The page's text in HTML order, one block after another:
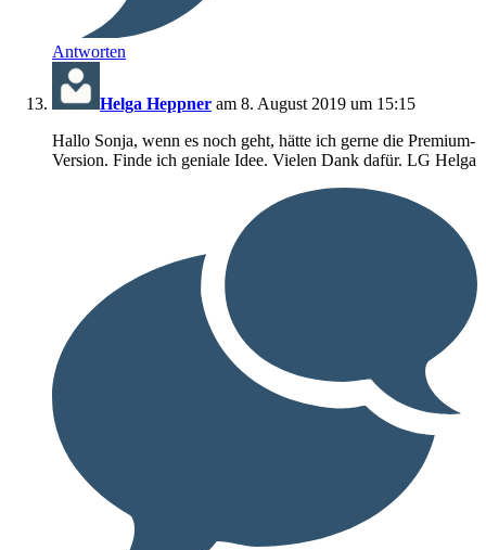
Antworten
Helga Heppner am 8. August 2019 um 15:15
Hallo Sonja, wenn es noch geht, hätte ich gerne die Premium-
Version. Finde ich geniale Idee. Vielen Dank dafür. LG Helga